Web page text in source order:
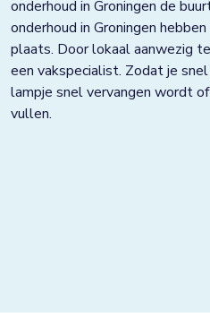
Horst
Houten
Huissen
Kampen
onderhoud in Groningen de
onderhoud in Groningen
plaats. Door lokaal aanwezig
een vakspecialist. Zodat je
lampje snel vervangen wordt
vullen.